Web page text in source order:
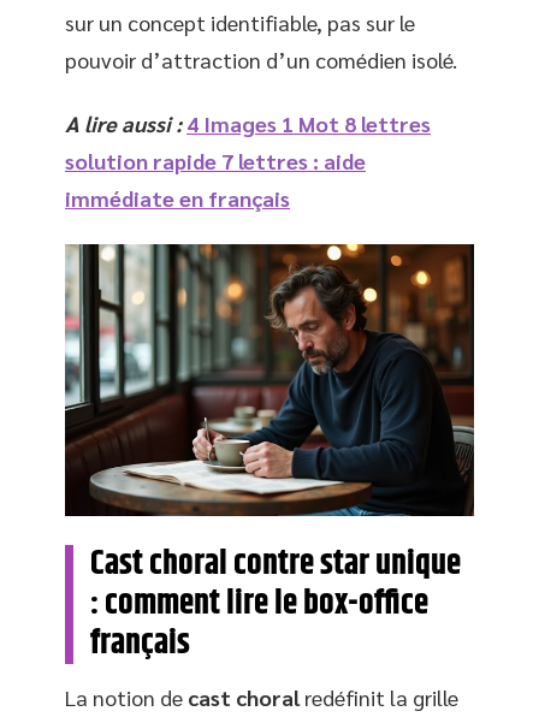
sur un concept identifiable, pas sur le
pouvoir d’attraction d’un comédien isolé.
A lire aussi : 4 Images 1 Mot 8 lettres
solution rapide 7 lettres : aide
immédiate en français
Cast choral contre star unique
: comment lire le box-office
français
La notion de cast choralredéfinit la grille